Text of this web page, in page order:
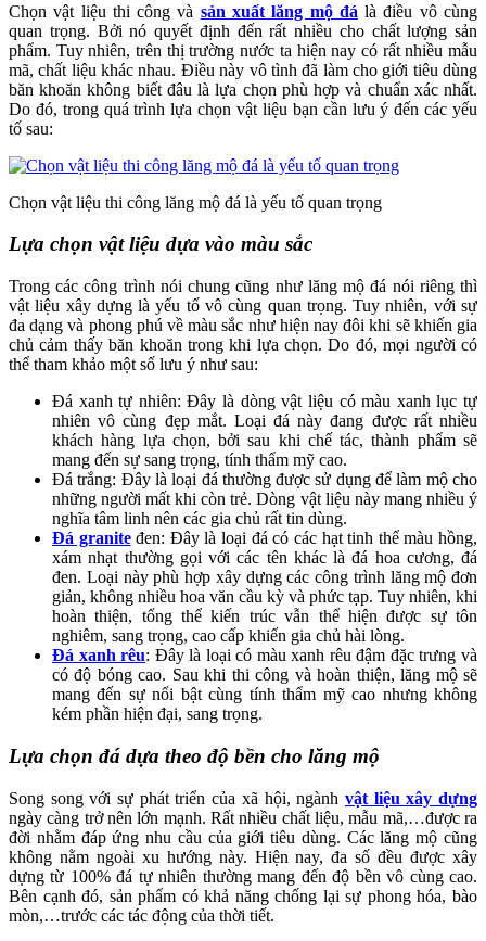
Chọn vật liệu thi công và sản xuất lăng mộ đá là điều vô cùng
quan trọng. Bởi nó quyết định đến rất nhiều cho chất lượng sản
phẩm. Tuy nhiên, trên thị trường nước ta hiện nay có rất nhiều mẫu
mã, chất liệu khác nhau. Điều này vô tình đã làm cho giới tiêu dùng
băn khoăn không biết đâu là lựa chọn phù hợp và chuẩn xác nhất.
Do đó, trong quá trình lựa chọn vật liệu bạn cần lưu ý đến các yếu
tố sau:
Chọn vật liệu thi công lăng mộ đá là yếu tố quan trọng
Lựa chọn vật liệu dựa vào màu sắc
Trong các công trình nói chung cũng như lăng mộ đá nói riêng thì
vật liệu xây dựng là yếu tố vô cùng quan trọng. Tuy nhiên, với sự
đa dạng và phong phú về màu sắc như hiện nay đôi khi sẽ khiến gia
chủ cảm thấy băn khoăn trong khi lựa chọn. Do đó, mọi người có
thể tham khảo một số lưu ý như sau:
Đá xanh tự nhiên: Đây là dòng vật liệu có màu xanh lục tự
nhiên vô cùng đẹp mắt. Loại đá này đang được rất nhiều
khách hàng lựa chọn, bởi sau khi chế tác, thành phẩm sẽ
mang đến sự sang trọng, tính thẩm mỹ cao.
Đá trắng: Đây là loại đá thường được sử dụng để làm mộ cho
những người mất khi còn trẻ. Dòng vật liệu này mang nhiều ý
nghĩa tâm linh nên các gia chủ rất tin dùng.
Đá graniteđen: Đây là loại đá có các hạt tinh thể màu hồng,
xám nhạt thường gọi với các tên khác là đá hoa cương, đá
đen. Loại này phù hợp xây dựng các công trình lăng mộ đơn
giản, không nhiều hoa văn cầu kỳ và phức tạp. Tuy nhiên, khi
hoàn thiện, tổng thể kiến trúc vẫn thể hiện được sự tôn
nghiêm, sang trọng, cao cấp khiến gia chủ hài lòng.
Đá xanh rêu: Đây là loại có màu xanh rêu đậm đặc trưng và
có độ bóng cao. Sau khi thi công và hoàn thiện, lăng mộ sẽ
mang đến sự nổi bật cùng tính thẩm mỹ cao nhưng không
kém phần hiện đại, sang trọng.
Lựa chọn đá dựa theo độ bền cho lăng mộ
Song song với sự phát triển của xã hội, ngành vật liệu xây dựng
ngày càng trở nên lớn mạnh. Rất nhiều chất liệu, mẫu mã,…được ra
đời nhằm đáp ứng nhu cầu của giới tiêu dùng. Các lăng mộ cũng
không nằm ngoài xu hướng này. Hiện nay, đa số đều được xây
dựng từ 100% đá tự nhiên thường mang đến độ bền vô cùng cao.
Bên cạnh đó, sản phẩm có khả năng chống lại sự phong hóa, bào
mòn,…trước các tác động của thời tiết.